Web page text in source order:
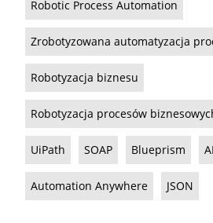
Robotic Process Automation
Zrobotyzowana automatyzacja
Robotyzacja biznesu
Robotyzacja procesów
UiPath SOAP Blueprism
Automation Anywhere JSON